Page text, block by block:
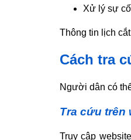
Xử lý sự
Thông tin lịch
Cách tra
Người dân có
Tra cứu trên
Truy cập